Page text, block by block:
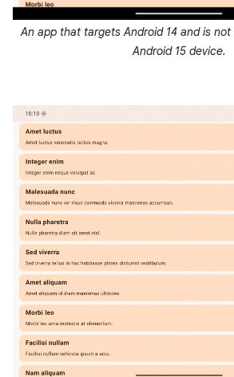
An app that targets Android 14 and is
Android 15 device.